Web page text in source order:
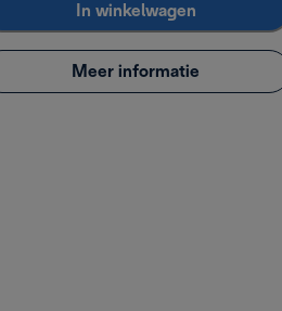
In winkelwagen
Meer informatie